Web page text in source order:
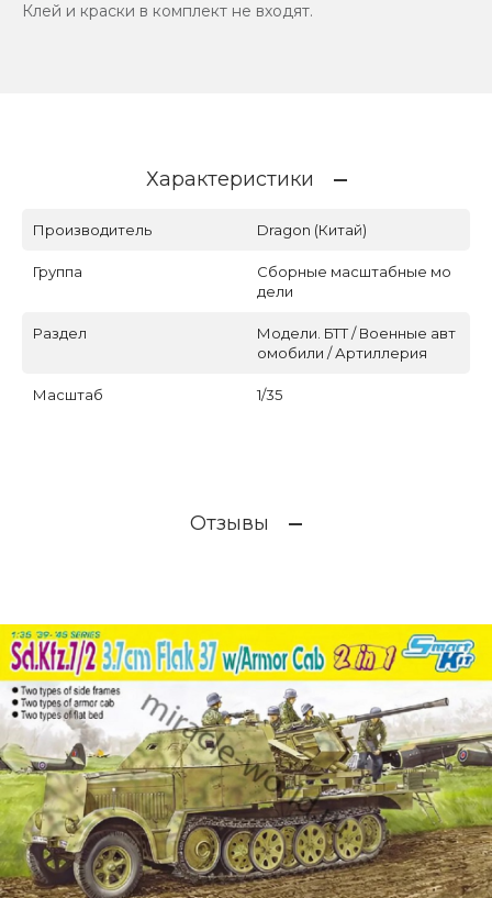
Клей и краски в комплект не входят.
Характеристики
Производитель Dragon (Китай)
Группа
Сборные масштабные мо
дели
Раздел
Модели. БТТ / Военные авт
омобили / Артиллерия
Масштаб 1/35
Отзывы